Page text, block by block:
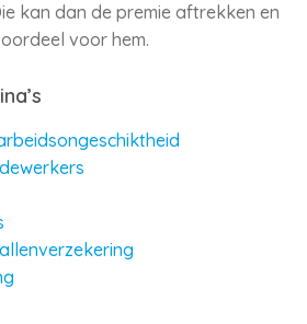
kan dan de premie aftrekken en
voor hem.